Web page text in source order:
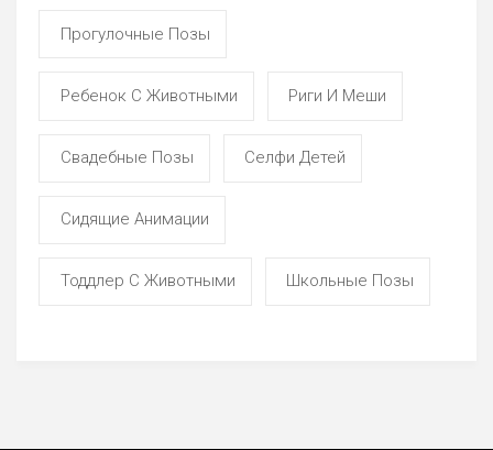
Прогулочные Позы
Ребенок С Животными Риги И Меши
Свадебные Позы Селфи Детей
Сидящие Анимации
Тоддлер С Животными Школьные Позы